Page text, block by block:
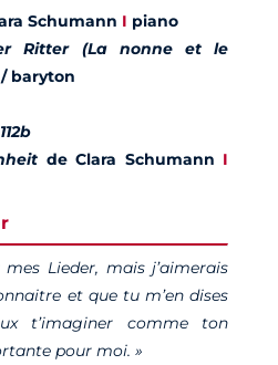
Schumann I piano
Ritter (La nonne et le
baryton
de Clara Schumann I
Lieder, mais j’aimerais
et que tu m’en dises
t’imaginer comme ton
pour moi. »